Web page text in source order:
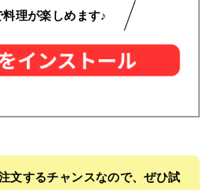
料理が楽しめます♪
文するチャンスなので、ぜひ試